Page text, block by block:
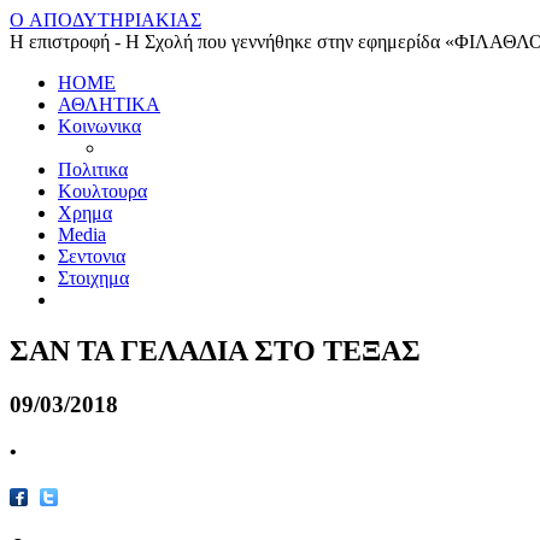
O ΑΠΟΔΥΤΗΡΙΑΚΙΑΣ
Η επιστροφή - Η Σχολή που γεννήθηκε στην εφημερίδα
HOME
ΑΘΛΗΤΙΚΑ
Κοινωνικα
Πολιτικα
Κουλτουρα
Χρημα
Media
Σεντονια
Στοιχημα
ΣΑΝ ΤΑ ΓΕΛΑΔΙΑ ΣΤΟ ΤΕΞΑΣ
09/03/2018
•